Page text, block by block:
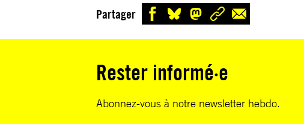
Partager
Rester informé·e
Abonnez-vous à notre newsletter hebdo.